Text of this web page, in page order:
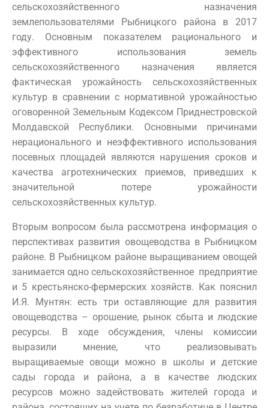
сельскохозяйственного назначения
землепользователями Рыбницкого района в 2017
году. Основным показателем рационального и
эффективного использования земель
сельскохозяйственного назначения является
фактическая урожайность сельскохозяйственных
культур в сравнении с нормативной урожайностью
оговоренной Земельным Кодексом Приднестровской
Молдавской Республики. Основными причинами
нерационального и неэффективного использования
посевных площадей являются нарушения сроков и
качества агротехнических приемов, приведших к
значительной потере урожайности
сельскохозяйственных культур.
Вторым вопросом была рассмотрена информация о
перспективах развития овощеводства в Рыбницком
районе. В Рыбницком районе выращиванием овощей
занимается одно сельскохозяйственное предприятие
и 5 крестьянско-фермерских хозяйств. Как пояснил
И.Я. Мунтян: есть три оставляющие для развития
овощеводства – орошение, рынок сбыта и людские
ресурсы. В ходе обсуждения, члены комиссии
выразили мнение, что реализовывать
выращиваемые овощи можно в школы и детские
сады города и района, а в качестве людских
ресурсов можно задействовать жителей города и